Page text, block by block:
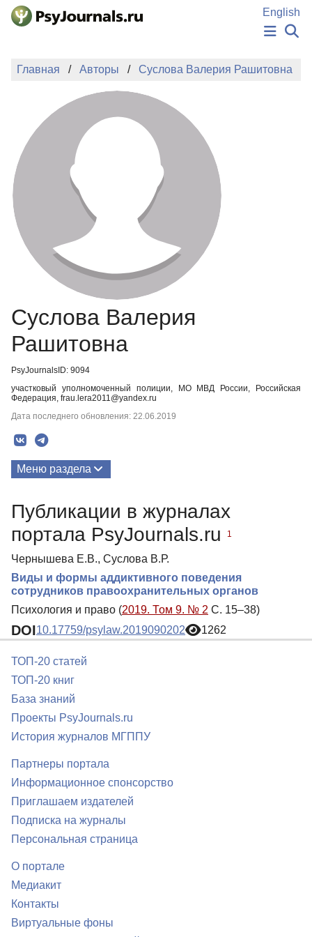
Перейти к основному содержанию
English
НОВОСТИ
АВТОРЫ
ПОДАТЬ РУКОПИСЬ
БАЗА ЗНАНИЙ
КЛЮЧЕВЫЕ СЛОВА
Регистрация
Главная Авторы Суслова Валерия Рашитовна
Суслова Валерия
Рашитовна
PsyJournalsID: 9094
участковый уполномоченный полиции, МО МВД России, Российская
Федерация, frau.lera2011@yandex.ru
Дата последнего обновления: 22.06.2019
Меню раздела
Публикации в журналах
портала PsyJournals.ru
1
Чернышева Е.В., Суслова В.Р.
Виды и формы аддиктивного поведения
сотрудников правоохранительных органов
Психология и право (2019. Том 9. № 2 С. 15–38)
DOI10.17759/psylaw.2019090202 1262
ТОП-20 статей
ТОП-20 книг
База знаний
Проекты PsyJournals.ru
История журналов МГППУ
Партнеры портала
Информационное спонсорство
Приглашаем издателей
Подписка на журналы
Персональная страница
О портале
Медиакит
Контакты
Виртуальные фоны